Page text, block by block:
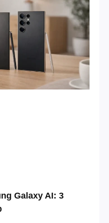
Galaxy AI: 3